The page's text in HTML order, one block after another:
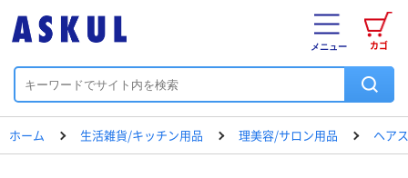
カゴ
メニュー
ホーム 生活雑貨/キッチン用品 理美容/サロン用品 ヘア